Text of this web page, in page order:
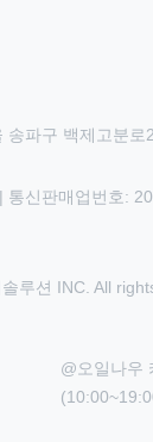
송파구 백제고분로
신판매업번호:
루션 INC. All
@오일나우